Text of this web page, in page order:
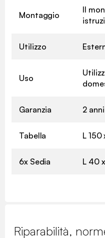
Montaggio
Il
Utilizzo
Uso
Garanzia 2 anni
Tabella L 150
6x Sedia L 40
Riparabilità,